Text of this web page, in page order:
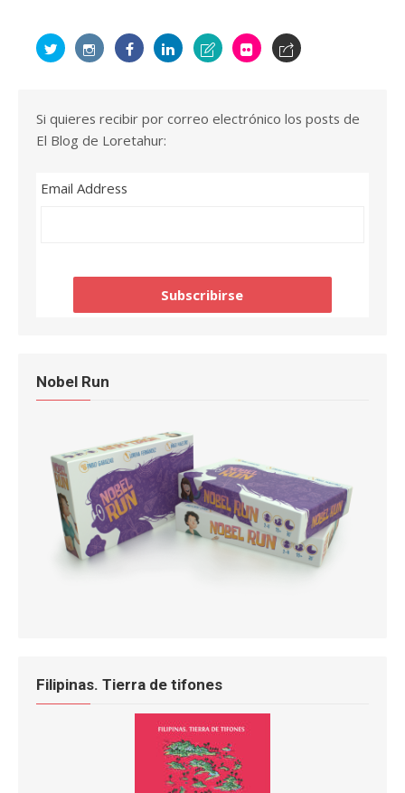
Si quieres recibir por correo electrónico los posts de
El Blog de Loretahur:
Email Address
Nobel Run
Filipinas. Tierra de tifones